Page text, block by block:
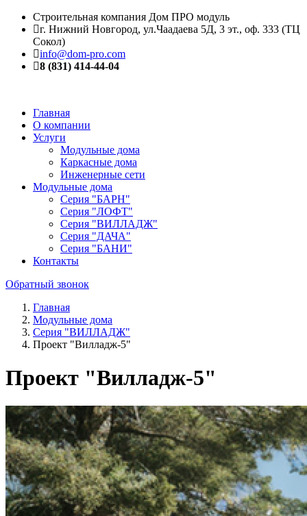
Строительная компания Дом ПРО модуль
г. Нижний Новгород, ул.Чаадаева 5Д, 3 эт., оф. 333 (ТЦ
Сокол)
info@dom-pro.com
8 (831) 414-44-04
Главная
О компании
Услуги
Модульные дома
Каркасные дома
Инженерные сети
Модульные дома
Серия "БАРН"
Серия "ЛОФТ"
Серия "ВИЛЛАДЖ"
Серия "ДАЧА"
Серия "БАНИ"
Контакты
Обратный звонок
Главная
Модульные дома
Серия "ВИЛЛАДЖ"
Проект "Вилладж-5"
Проект "Вилладж-5"